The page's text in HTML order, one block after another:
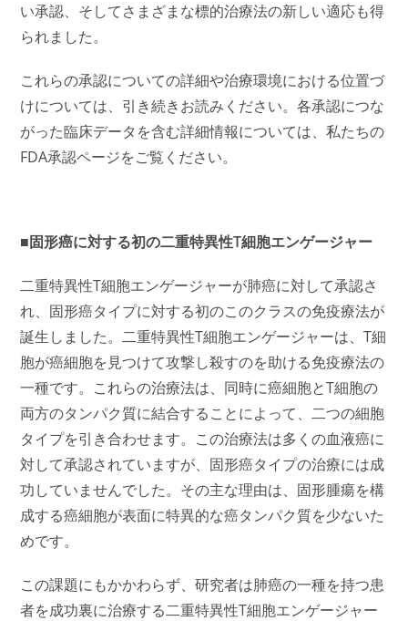
い承認、そしてさまざまな標的治療法の新しい適応も得
られました。
これらの承認についての詳細や治療環境における位置づ
けについては、引き続きお読みください。各承認につな
がった臨床データを含む詳細情報については、私たちの
FDA承認ページをご覧ください。
■固形癌に対する初の二重特異性T細胞エンゲージャー
二重特異性T細胞エンゲージャーが肺癌に対して承認さ
れ、固形癌タイプに対する初のこのクラスの免疫療法が
誕生しました。二重特異性T細胞エンゲージャーは、T細
胞が癌細胞を見つけて攻撃し殺すのを助ける免疫療法の
一種です。これらの治療法は、同時に癌細胞とT細胞の
両方のタンパク質に結合することによって、二つの細胞
タイプを引き合わせます。この治療法は多くの血液癌に
対して承認されていますが、固形癌タイプの治療には成
功していませんでした。その主な理由は、固形腫瘍を構
成する癌細胞が表面に特異的な癌タンパク質を少ないた
めです。
この課題にもかかわらず、研究者は肺癌の一種を持つ患
者を成功裏に治療する二重特異性T細胞エンゲージャー